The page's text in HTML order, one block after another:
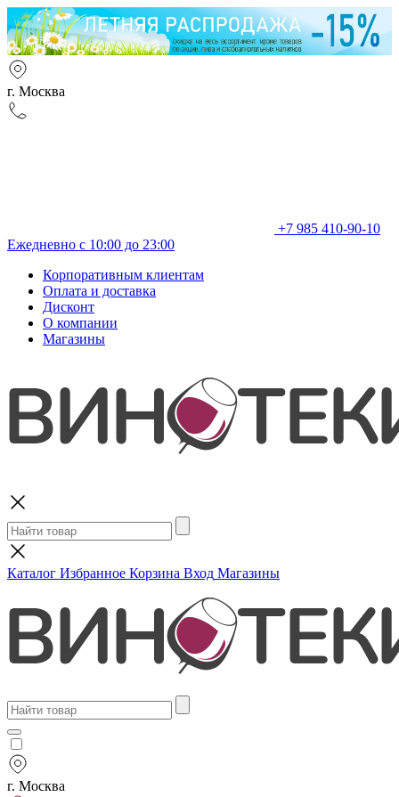
г. Москва
+7 985 410-90-10
Ежедневно с 10:00 до 23:00
Корпоративным клиентам
Оплата и доставка
Дисконт
О компании
Магазины
Каталог Избранное Корзина Вход Магазины
г. Москва